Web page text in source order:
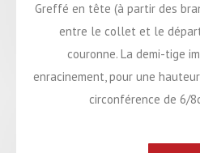
Greffé en tête (à partir des
entre le collet et le
couronne. La demi-tige
enracinement, pour une
circonférence de 6/